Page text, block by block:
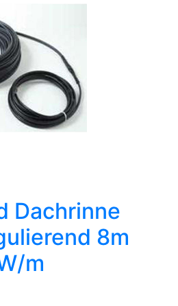
Dachrinne
8m
m